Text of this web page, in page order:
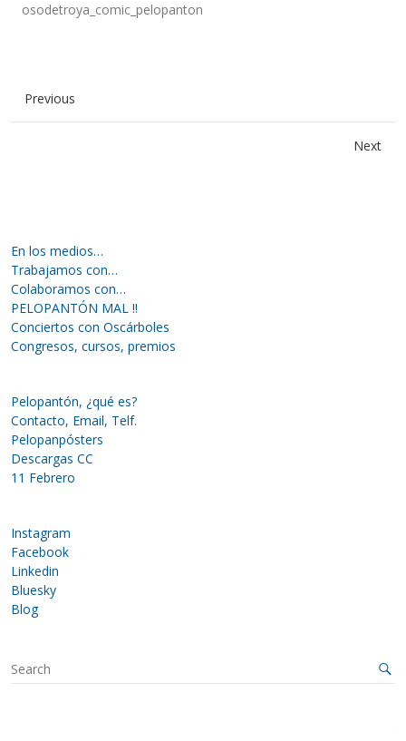
osodetroya_comic_pelopanton
Previous
Next
En los medios…
Trabajamos con…
Colaboramos con…
PELOPANTÓN MAL !!
Conciertos con Oscárboles
Congresos, cursos, premios
Pelopantón, ¿qué es?
Contacto, Email, Telf.
Pelopanpósters
Descargas CC
11 Febrero
Instagram
Facebook
Linkedin
Bluesky
Blog
S
e